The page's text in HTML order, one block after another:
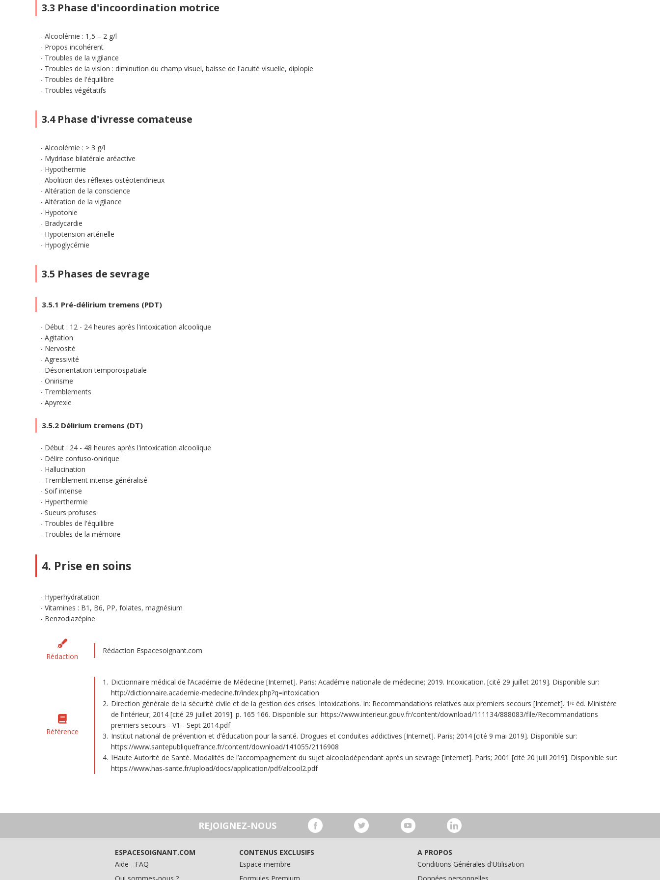
3.3 Phase d'incoordination motrice
Alcoolémie : 1,5 – 2 g/l
Propos incohérent
Troubles de la vigilance
Troubles de la vision : diminution du champ visuel, baisse de l'acuité visuelle, diplopie
Troubles de l'équilibre
Troubles végétatifs
3.4 Phase d'ivresse comateuse
Alcoolémie : > 3 g/l
Mydriase bilatérale aréactive
Hypothermie
Abolition des réflexes ostéotendineux
Altération de la conscience
Altération de la vigilance
Hypotonie
Bradycardie
Hypotension artérielle
Hypoglycémie
3.5 Phases de sevrage
3.5.1 Pré-délirium tremens (PDT)
Début : 12 - 24 heures après l'intoxication alcoolique
Agitation
Nervosité
Agressivité
Désorientation temporospatiale
Onirisme
Tremblements
Apyrexie
3.5.2 Délirium tremens (DT)
Début : 24 - 48 heures après l'intoxication alcoolique
Délire confuso-onirique
Hallucination
Tremblement intense généralisé
Soif intense
Hyperthermie
Sueurs profuses
Troubles de l'équilibre
Troubles de la mémoire
4. Prise en soins
Hyperhydratation
Vitamines : B1, B6, PP, folates, magnésium
Benzodiazépine
Rédaction
Rédaction Espacesoignant.com
Référence
Dictionnaire médical de l’Académie de Médecine [Internet]. Paris: Académie nationale de médecine; 2019. Intoxication. [cité 29 juillet 2019]. Disponible sur:
http://dictionnaire.academie-medecine.fr/index.php?q=intoxication
Direction générale de la sécurité civile et de la gestion des crises. Intoxications. In: Recommandations relatives aux premiers secours [Internet]. 1ʳᵉ éd. Ministère
de l’intérieur; 2014 [cité 29 juillet 2019]. p. 165 166. Disponible sur: https://www.interieur.gouv.fr/content/download/111134/888083/file/Recommandations
premiers secours - V1 - Sept 2014.pdf
Institut national de prévention et d’éducation pour la santé. Drogues et conduites addictives [Internet]. Paris; 2014 [cité 9 mai 2019]. Disponible sur:
https://www.santepubliquefrance.fr/content/download/141055/2116908
IHaute Autorité de Santé. Modalités de l’accompagnement du sujet alcoolodépendant après un sevrage [Internet]. Paris; 2001 [cité 20 juill 2019]. Disponible sur:
https://www.has-sante.fr/upload/docs/application/pdf/alcool2.pdf
REJOIGNEZ-NOUS
ESPACESOIGNANT.COM
Aide - FAQ
CONTENUS EXCLUSIFS
Espace membre
A PROPOS
Conditions Générales d'Utilisation